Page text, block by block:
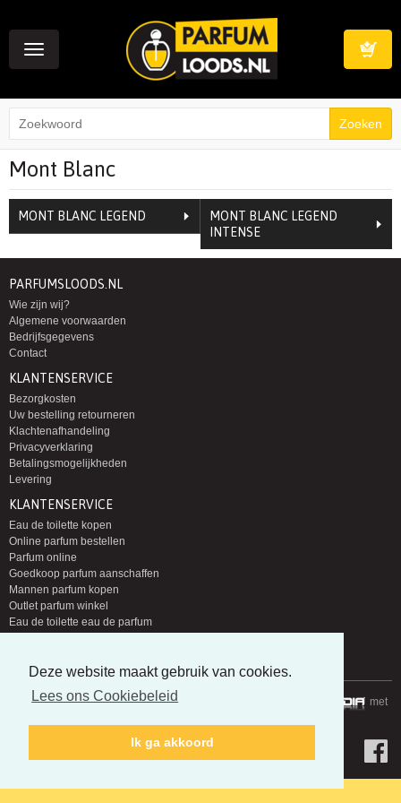
Deze website maakt gebruik van cookies.
Lees ons Cookiebeleid
Ik ga akkoord
Toggle
navigation
Mont Blanc
MONT BLANC LEGEND
MONT BLANC LEGEND
INTENSE
PARFUMSLOODS.NL
Wie zijn wij?
Algemene voorwaarden
Bedrijfsgegevens
Contact
KLANTENSERVICE
Bezorgkosten
Uw bestelling retourneren
Klachtenafhandeling
Privacyverklaring
Betalingsmogelijkheden
Levering
KLANTENSERVICE
Eau de toilette kopen
Online parfum bestellen
Parfum online
Goedkoop parfum aanschaffen
Mannen parfum kopen
Outlet parfum winkel
Eau de toilette eau de parfum
Copyright © 2014-2026 Parfumloods | Gerealiseerd door met